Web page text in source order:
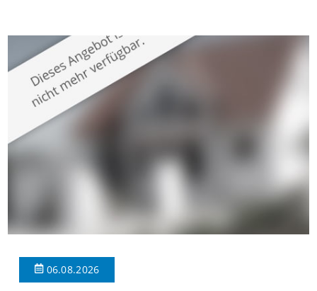
großzügige Räume und eine hochwertige Ausstattung, die
modernen Wohnkomfort mit einem stilvollen Ambiente
verbindet. Der […]
06.08.2026